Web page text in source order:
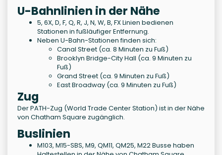
U-Bahnlinien in der Nähe
5, 6X, D, F, Q, R, J, N, W, B, FX Linien bedienen
Stationen in fußläufiger Entfernung.
Neben U-Bahn-Stationen finden sich:
Canal Street (ca. 8 Minuten zu Fuß)
Brooklyn Bridge-City Hall (ca. 9 Minuten zu
Fuß)
Grand Street (ca. 9 Minuten zu Fuß)
East Broadway (ca. 9 Minuten zu Fuß)
Zug
Der PATH-Zug (World Trade Center Station) ist in der Nähe
von Chatham Square zugänglich.
Buslinien
M103, M15-SBS, M9, QM11, QM25, M22 Busse haben